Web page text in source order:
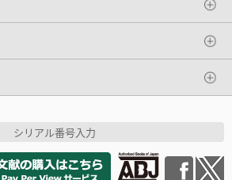
シリアル番号入力